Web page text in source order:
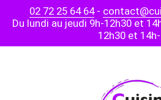
02 72 25 64 64-
Du lundi au jeudi 9h-12h30 et
12h30 et